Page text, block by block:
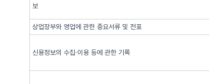
보
상업장부와 영업에 관한 중요서류 및 전표
신용정보의 수집·이용 등에 관한 기록